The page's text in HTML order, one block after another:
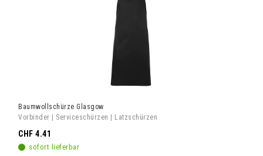
Baumwollschürze Glasgow
Vorbinder | Serviceschürzen | Latzschürzen
sofort lieferbar
CHF 4.41